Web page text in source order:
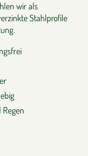
wir als
Stahlprofile